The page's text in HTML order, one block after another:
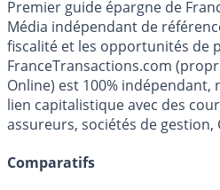
Premier guide épargne de
Média indépendant de
fiscalité et les opportunités de
FranceTransactions.com
Online) est 100% indépendant,
lien capitalistique avec des
assureurs, sociétés de gestion,
Comparatifs